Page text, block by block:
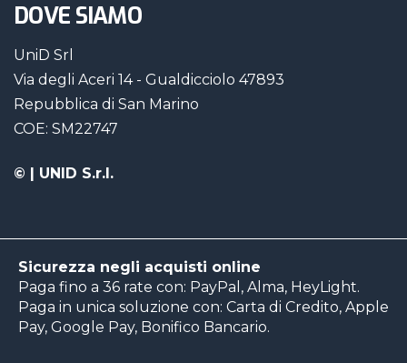
DOVE SIAMO
UniD Srl
Via degli Aceri 14 - Gualdicciolo 47893
Repubblica di San Marino
COE: SM22747
© | UNID S.r.l.
Sicurezza negli acquisti online
Paga fino a 36 rate con: PayPal, Alma, HeyLight.
Paga in unica soluzione con: Carta di Credito, Apple
Pay, Google Pay, Bonifico Bancario.